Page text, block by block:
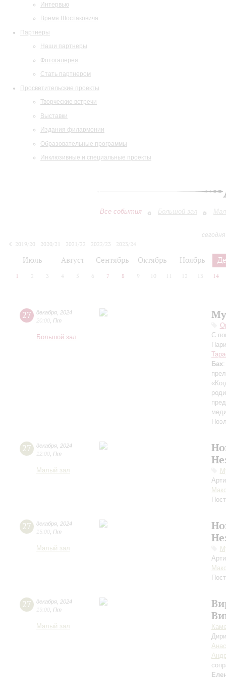
Интервью
Время Шостаковича
Партнеры
Наши партнеры
Фотогалерея
Стать партнером
Просветительские проекты
Творческие встречи
Выставки
Издания филармонии
Образовательные программы
Инклюзивные и специальные проекты
Все события Большой зал
2019/20
2020/21 2021/22 2022/23
2023/24
Июль Август Сентябрь Октябрь Ноябрь
1 2 3 4 5 6 7 8 9 10 12 13 14
27 декабря 2024
20:00 Пт
Большой зал
С
Бах
27 декабря 2024
12:00 Пт
Малый зал
27 декабря 2024
15:00 Пт
Малый зал
27 декабря 2024
19:00 Пт
Малый зал